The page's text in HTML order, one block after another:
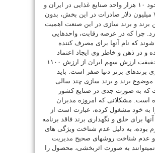
توجه به وجود ۱۰ هزار واحد صنایع غذایی در ایران و
بالغ بر ۷۰۰ میلیون دلار صادرات در این بخش، بدون
برند و برند سازی در این صنعت اهمیت
چرا که در عرصه رقابت، واحدهایی
که نام آنها برای مصرف کننده
و در ذهن و خاطر وی ایجاد اعتماد
نماید. در حقیقت ارزش سهم ایران از ارزش ۱۱۰۰
برندهای برتر دنیا صفر است. باید
موضوع برند و برند سازی چند سالی
که به صورت جدی در صنایع کشور
مشکلاتی که امروزه مدیران
را به خود مشغول کرده، عبارت است از
آنها برای خلق و نگهداری برند فاقد برنامه
بوده، به دلیل عدم شناخت ویژگی های
و عدم شناخت روشهای صحیح مدیریت
به صورت اثربخشی، محصول را